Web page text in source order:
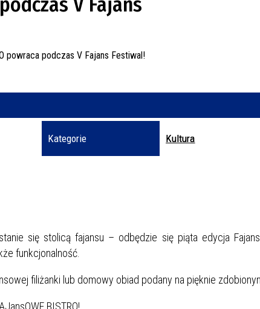
Kategorie Kultura
się stolicą fajansu – odbędzie się piąta edycja Fajans
funkcjonalność.
filiżanki lub domowy obiad podany na pięknie
BISTRO!